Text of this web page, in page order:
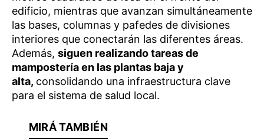
edificio, mientras que avanzan simultáneamente
las bases, columnas y pafedes de divisiones
interiores que conectarán las diferentes áreas.
Además, siguen realizando tareas de
mampostería en las plantas baja y
alta, consolidando una infraestructura clave
para el sistema de salud local.